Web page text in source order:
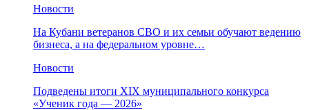
Новости
На Кубани ветеранов СВО и их семьи обучают ведению
бизнеса, а на федеральном уровне…
Новости
Подведены итоги XIX муниципального конкурса
«Ученик года — 2026»